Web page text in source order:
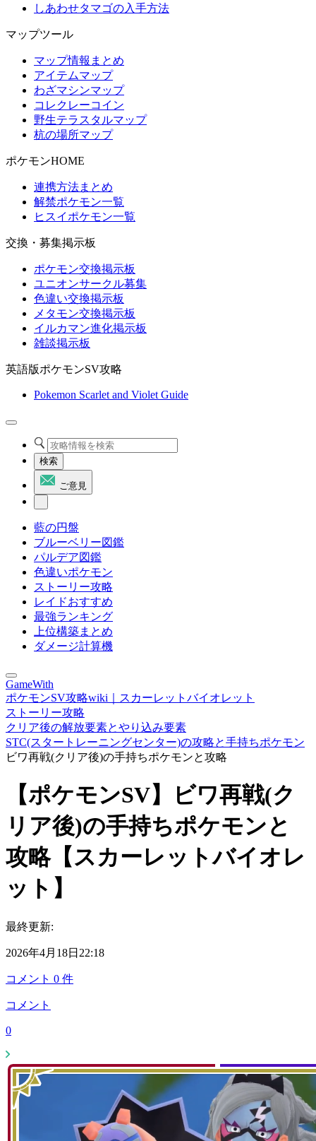
しあわせタマゴの入手方法
マップツール
マップ情報まとめ
アイテムマップ
わざマシンマップ
コレクレーコイン
野生テラスタルマップ
杭の場所マップ
ポケモンHOME
連携方法まとめ
解禁ポケモン一覧
ヒスイポケモン一覧
交換・募集掲示板
ポケモン交換掲示板
ユニオンサークル募集
色違い交換掲示板
メタモン交換掲示板
イルカマン進化掲示板
雑談掲示板
英語版ポケモンSV攻略
Pokemon Scarlet and Violet Guide
検索
ご意見
藍の円盤
ブルーベリー図鑑
パルデア図鑑
色違いポケモン
ストーリー攻略
レイドおすすめ
最強ランキング
上位構築まとめ
ダメージ計算機
GameWith
ポケモンSV攻略wiki｜スカーレットバイオレット
ストーリー攻略
クリア後の解放要素とやり込み要素
STC(スタートレーニングセンター)の攻略と手持ちポケモン
ビワ再戦(クリア後)の手持ちポケモンと攻略
【ポケモンSV】ビワ再戦(ク
リア後)の手持ちポケモンと
攻略【スカーレットバイオレ
ット】
最終更新:
2026年4月18日22:18
コメント 0 件
コメント
0